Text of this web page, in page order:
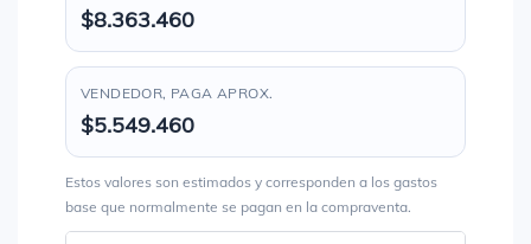
$8.363.460
VENDEDOR, PAGA APROX.
$5.549.460
Estos valores son estimados y corresponden a los gastos
base que normalmente se pagan en la compraventa.